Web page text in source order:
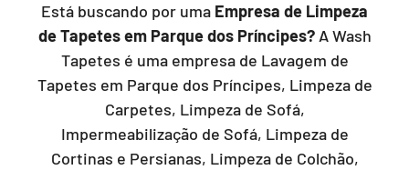
Está buscando por uma Empresa de Limpeza
de Tapetes em Parque dos Príncipes? A Wash
Tapetes é uma empresa de Lavagem de
Tapetes em Parque dos Príncipes, Limpeza de
Carpetes, Limpeza de Sofá,
Impermeabilização de Sofá, Limpeza de
Cortinas e Persianas, Limpeza de Colchão,